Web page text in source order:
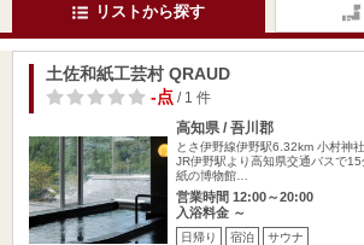
リストから探す
土佐和紙工芸村 QRAUD
-点/ 1 件
高知県 / 吾川郡
とさ伊野線伊野駅6.32km 小村神
JR伊野駅より高知県交通バスで
紙の博物館…
営業時間 12:00～20:00
入浴料金 ～
日帰り 宿泊 サウナ